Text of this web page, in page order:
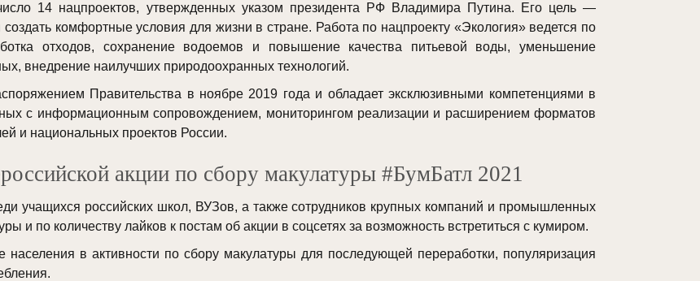
14 нацпроектов, утвержденных указом президента РФ Владимира Путина. Его цель —
комфортные условия для жизни в стране. Работа по нацпроекту «Экология» ведется по
отходов, сохранение водоемов и повышение качества питьевой воды, уменьшение
внедрение наилучших природоохранных технологий.
Правительства в ноябре 2019 года и обладает эксклюзивными компетенциями в
с информационным сопровождением, мониторингом реализации и расширением форматов
и национальных проектов России.
акции по сбору макулатуры #БумБатл 2021
учащихся российских школ, ВУЗов, а также сотрудников крупных компаний и промышленных
и по количеству лайков к постам об акции в соцсетях за возможность встретиться с кумиром.
в активности по сбору макулатуры для последующей переработки, популяризация